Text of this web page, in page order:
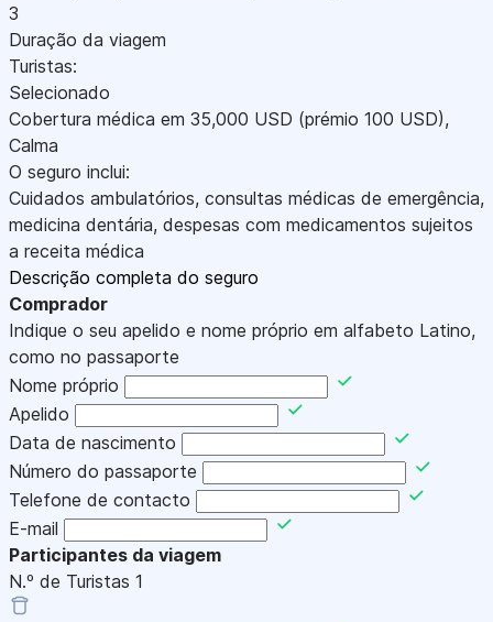
3
Duração da viagem
Turistas:
Selecionado
Cobertura médica em 35,000 USD (prémio 100 USD),
Calma
O seguro inclui:
Cuidados ambulatórios, consultas médicas de emergência,
medicina dentária, despesas com medicamentos sujeitos
a receita médica
Descrição completa do seguro
Comprador
Indique o seu apelido e nome próprio em alfabeto Latino,
como no passaporte
Nome próprio
Apelido
Data de nascimento
Número do passaporte
Telefone de contacto
E-mail
Participantes da viagem
N.º de Turistas 1